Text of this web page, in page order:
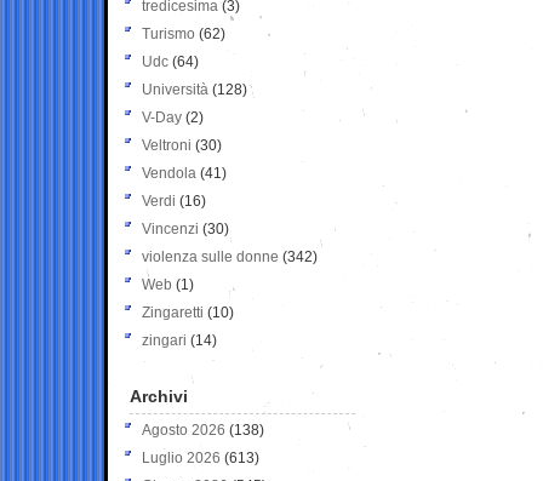
tredicesima (3)
Turismo (62)
Udc (64)
Università (128)
V-Day (2)
Veltroni (30)
Vendola (41)
Verdi (16)
Vincenzi (30)
violenza sulle donne (342)
Web (1)
Zingaretti (10)
zingari (14)
Archivi
Agosto 2026 (138)
Luglio 2026 (613)